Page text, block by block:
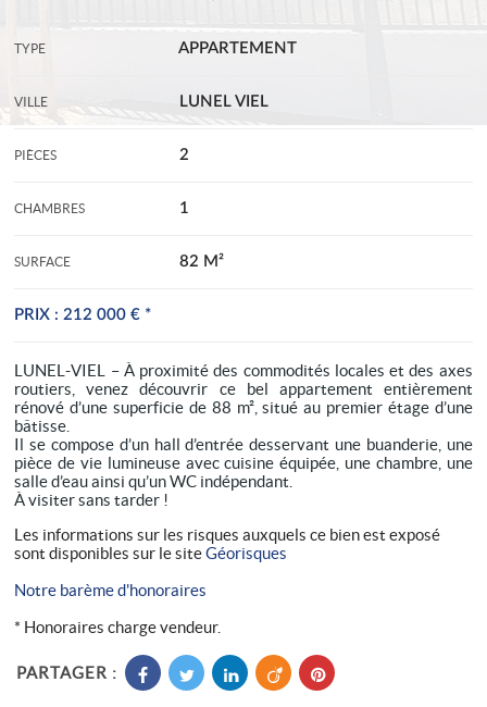
TYPE APPARTEMENT
VILLE LUNEL VIEL
PIÈCES 2
CHAMBRES 1
SURFACE 82 M²
PRIX : 212 000 € *
LUNEL-VIEL – À proximité des commodités locales et des axes
routiers, venez découvrir ce bel appartement entièrement
rénové d’une superficie de 88 m², situé au premier étage d’une
bâtisse.
Il se compose d’un hall d’entrée desservant une buanderie, une
pièce de vie lumineuse avec cuisine équipée, une chambre, une
salle d’eau ainsi qu’un WC indépendant.
À visiter sans tarder !
Les informations sur les risques auxquels ce bien est exposé
sont disponibles sur le siteGéorisques
Notre barème d'honoraires
* Honoraires charge vendeur.
PARTAGER :